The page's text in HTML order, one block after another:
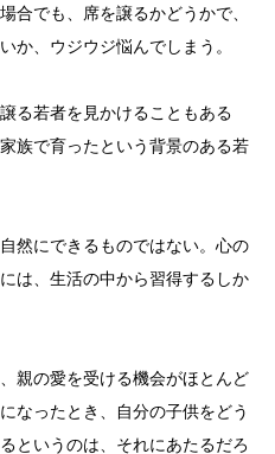
でも、席を譲るかどうかで、
か、ウジウジ悩んでしまう。
る若者を見かけることもある
族で育ったという背景のある若
然にできるものではない。心の
は、生活の中から習得するしか
親の愛を受ける機会がほとんど
なったとき、自分の子供をどう
というのは、それにあたるだろ